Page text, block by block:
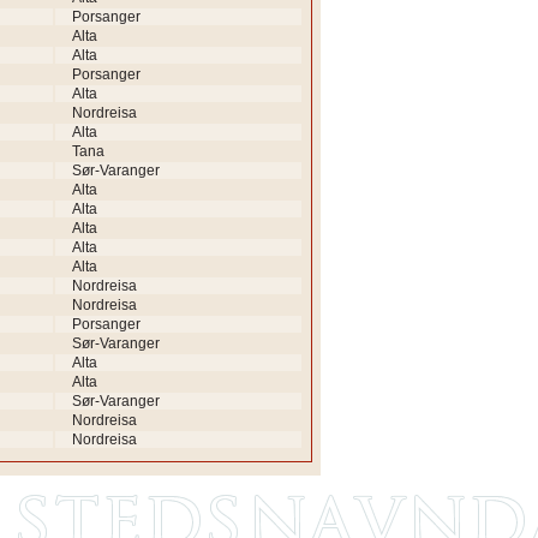
Porsanger
Alta
Alta
Porsanger
Alta
Nordreisa
Alta
Tana
Sør-Varanger
Alta
Alta
Alta
Alta
Alta
Nordreisa
Nordreisa
Porsanger
Sør-Varanger
Alta
Alta
Sør-Varanger
Nordreisa
Nordreisa